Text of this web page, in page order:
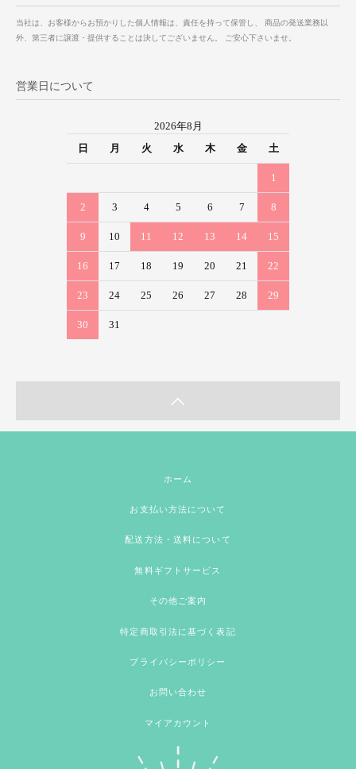
当社は、お客様からお預かりした個人情報は、責任を持って保管し、 商品の発送業務以
外、第三者に譲渡・提供することは決してございません。 ご安心下さいませ。
営業日について
2026年8月
日
月 火 水 木 金 土
1
2 3 4 5 6 7 8
9 10 11 12 13 14 15
16 17 18 19 20 21 22
23 24 25 26 27 28 29
30 31
ホーム
お支払い方法について
配送方法・送料について
無料ギフトサービス
その他ご案内
特定商取引法に基づく表記
プライバシーポリシー
お問い合わせ
マイアカウント